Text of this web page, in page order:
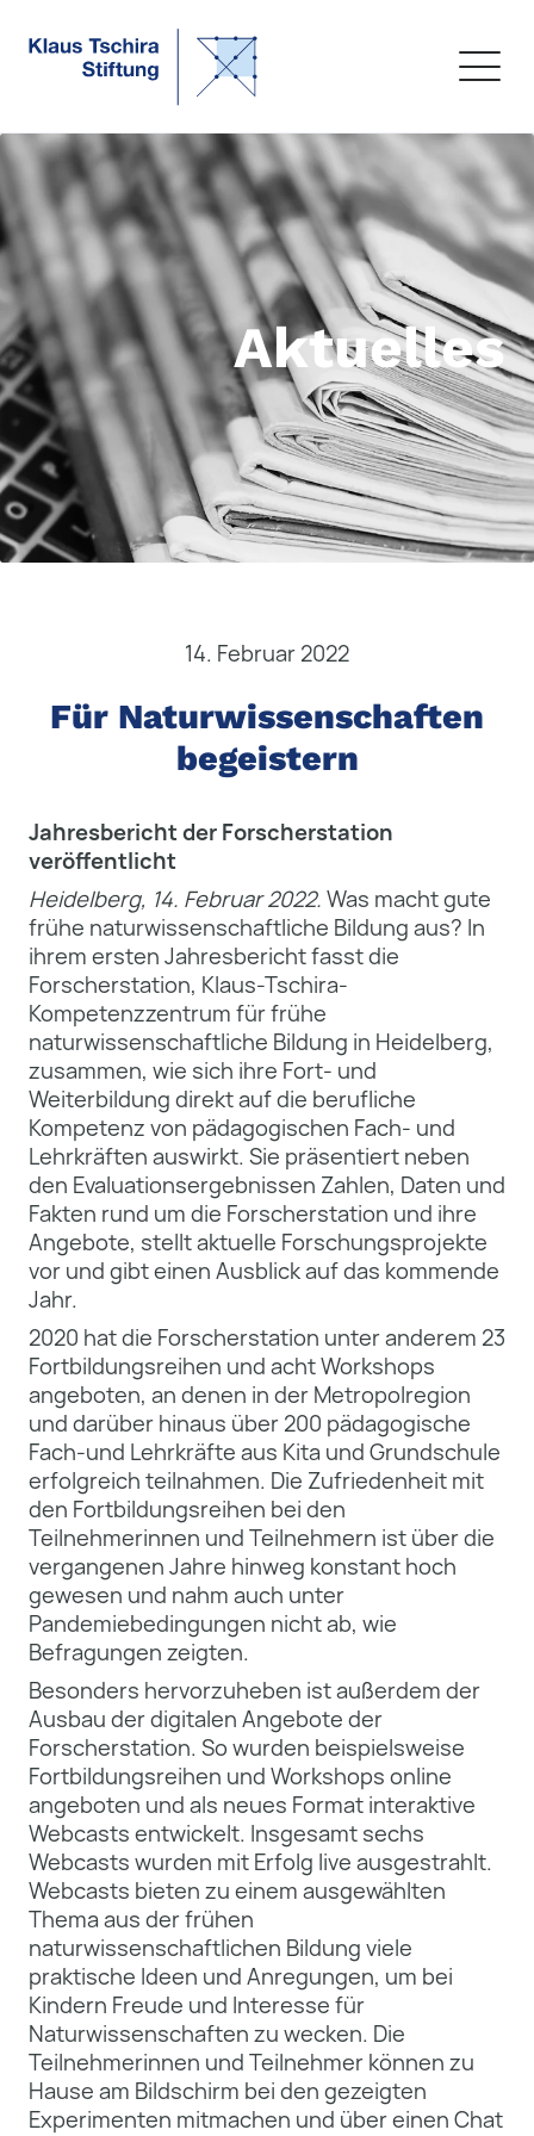
Aktuelles
14. Februar 2022
Für Naturwissenschaften
begeistern
Jahresbericht der Forscherstation
veröffentlicht
Heidelberg, 14. Februar 2022.Was macht gute
frühe naturwissenschaftliche Bildung aus? In
ihrem ersten Jahresbericht fasst die
Forscherstation, Klaus-Tschira-
Kompetenzzentrum für frühe
naturwissenschaftliche Bildung in Heidelberg,
zusammen, wie sich ihre Fort- und
Weiterbildung direkt auf die berufliche
Kompetenz von pädagogischen Fach- und
Lehrkräften auswirkt. Sie präsentiert neben
den Evaluationsergebnissen Zahlen, Daten und
Fakten rund um die Forscherstation und ihre
Angebote, stellt aktuelle Forschungsprojekte
vor und gibt einen Ausblick auf das kommende
Jahr.
2020 hat die Forscherstation unter anderem 23
Fortbildungsreihen und acht Workshops
angeboten, an denen in der Metropolregion
und darüber hinaus über 200 pädagogische
Fach-und Lehrkräfte aus Kita und Grundschule
erfolgreich teilnahmen. Die Zufriedenheit mit
den Fortbildungsreihen bei den
Teilnehmerinnen und Teilnehmern ist über die
vergangenen Jahre hinweg konstant hoch
gewesen und nahm auch unter
Pandemiebedingungen nicht ab, wie
Befragungen zeigten.
Besonders hervorzuheben ist außerdem der
Ausbau der digitalen Angebote der
Forscherstation. So wurden beispielsweise
Fortbildungsreihen und Workshops online
angeboten und als neues Format interaktive
Webcasts entwickelt. Insgesamt sechs
Webcasts wurden mit Erfolg live ausgestrahlt.
Webcasts bieten zu einem ausgewählten
Thema aus der frühen
naturwissenschaftlichen Bildung viele
praktische Ideen und Anregungen, um bei
Kindern Freude und Interesse für
Naturwissenschaften zu wecken. Die
Teilnehmerinnen und Teilnehmer können zu
Hause am Bildschirm bei den gezeigten
Experimenten mitmachen und über einen Chat